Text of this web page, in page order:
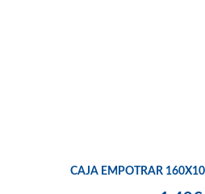
CAJA EMPOTRAR